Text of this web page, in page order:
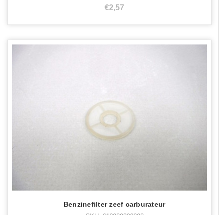
€2,57
Benzinefilter zeef carburateur